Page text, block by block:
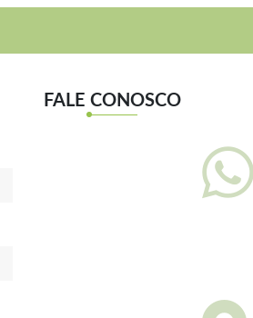
FALE CONOSCO